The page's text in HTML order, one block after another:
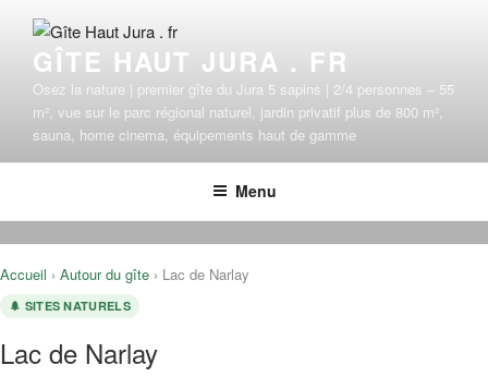
contenu
principal
GÎTE HAUT JURA . FR
Osez la nature | premier gîte du Jura 5 sapins | 2/4 personnes – 55
m², vue sur le parc régional naturel, jardin privatif plus de 800 m²,
sauna, home cinema, équipements haut de gamme
Menu
Accueil › Autour du gîte › Lac de Narlay
🌲 SITES NATURELS
Lac de Narlay